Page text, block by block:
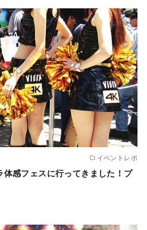
イベントレポ
感フェスに行ってきました！プ